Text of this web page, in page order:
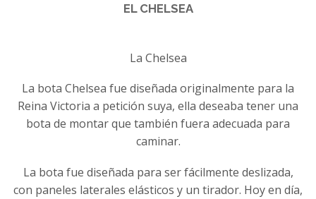
EL CHELSEA
La Chelsea
La bota Chelsea fue diseñada originalmente para la
Reina Victoria a petición suya, ella deseaba tener una
bota de montar que también fuera adecuada para
caminar.
La bota fue diseñada para ser fácilmente deslizada,
con paneles laterales elásticos y un tirador. Hoy en día,